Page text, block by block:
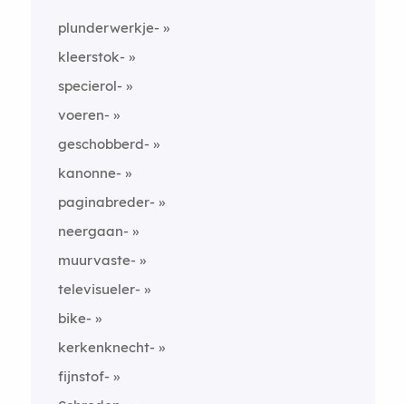
plunderwerkje-
kleerstok-
specierol-
voeren-
geschobberd-
kanonne-
paginabreder-
neergaan-
muurvaste-
televisueler-
bike-
kerkenknecht-
fijnstof-